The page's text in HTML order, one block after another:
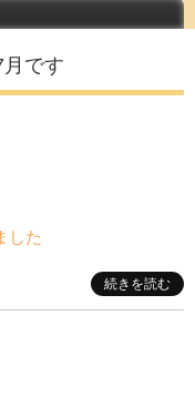
です
した
続きを読む